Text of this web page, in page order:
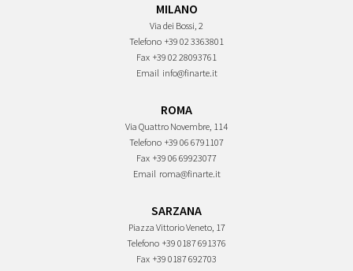
MILANO
Via dei Bossi, 2
Telefono +39 02 3363801
Fax +39 02 28093761
Email info@finarte.it
ROMA
Via Quattro Novembre, 114
Telefono +39 06 6791107
Fax +39 06 69923077
Email roma@finarte.it
SARZANA
Piazza Vittorio Veneto, 17
Telefono +39 0187 691376
Fax +39 0187 692703